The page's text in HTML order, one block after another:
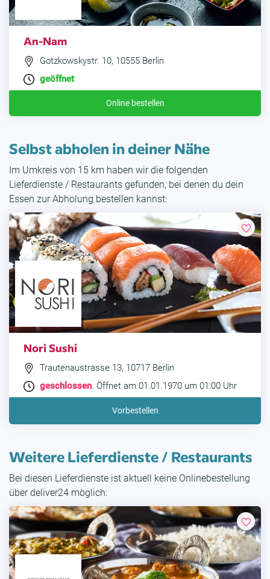
An-Nam
Gotzkowskystr. 10, 10555 Berlin
geöffnet
Online bestellen
Selbst abholen in deiner Nähe
Im Umkreis von 15 km haben wir die folgenden
Lieferdienste / Restaurants gefunden, bei denen du dein
Essen zur Abholung bestellen kannst:
Nori Sushi
Trautenaustrasse 13, 10717 Berlin
geschlossen. Öffnet am 01.01.1970 um 01:00 Uhr
Vorbestellen
Weitere Lieferdienste / Restaurants
Bei diesen Lieferdienste ist aktuell keine Onlinebestellung
über deliver24 möglich: